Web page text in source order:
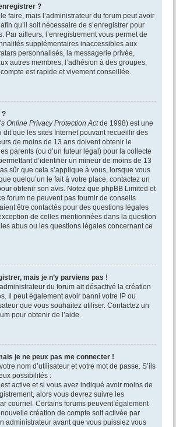
?
faire, mais l’administrateur du forum peut avoir
qu’il soit nécessaire de s’enregistrer pour
Par ailleurs, l’enregistrement vous permet de
supplémentaires inaccessibles aux
personnalisés, la messagerie privée,
autres membres, l’adhésion à des groupes,
est rapide et vivement conseillée.
?
Online Privacy Protection Actde 1998) est une
dit que les sites Internet pouvant recueillir des
de moins de 13 ans doivent obtenir le
parents (ou d’un tuteur légal) pour la collecte
d’identifier un mineur de moins de 13
sûr que cela s’applique à vous, lorsque vous
quelqu’un le fait à votre place, contactez un
obtenir son avis. Notez que phpBB Limited et
forum ne peuvent pas fournir de conseils
être contactés pour des questions légales
de celles mentionnées dans la question
abus ou les questions légales concernant ce
mais je n’y parviens pas !
administrateur du forum ait désactivé la création
Il peut également avoir banni votre IP ou
que vous souhaitez utiliser. Contactez un
pour obtenir de l’aide.
je ne peux pas me connecter !
nom d’utilisateur et votre mot de passe. S’ils
possibilités :
active et si vous avez indiqué avoir moins de
alors vous devrez suivre les
courriel. Certains forums peuvent également
création de compte soit activée par
administrateur avant que vous puissiez vous